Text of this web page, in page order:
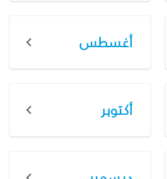
أغسطس
أكتوبر